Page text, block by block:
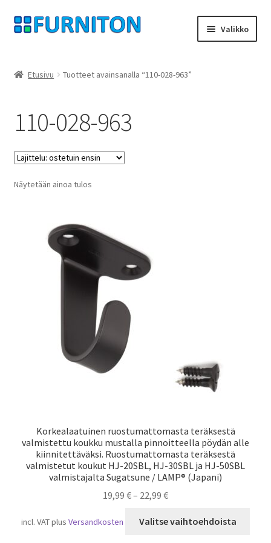
Siirry
navigointiin
Siirry
sisältöön
Valikko
yksityisyyttä
peruuttamisoikeus
Ottaa yhteyttä
Etusivu Tuotteet avainsanalla “110-028-963”
110-028-963
Näytetään ainoa tulos
Korkealaatuinen ruostumattomasta teräksestä
valmistettu koukku mustalla pinnoitteella pöydän alle
kiinnitettäväksi. Ruostumattomasta teräksestä
valmistetut koukut HJ-20SBL, HJ-30SBL ja HJ-50SBL
valmistajalta Sugatsune / LAMP® (Japani)
19,99 €– 22,99 €
incl. VATplus Versandkosten Valitse vaihtoehdoista